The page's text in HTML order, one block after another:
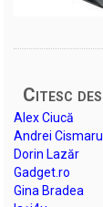
Citesc des
Alex Ciucă
Andrei Cismaru
Dorin Lazăr
Gadget.ro
Gina Bradea